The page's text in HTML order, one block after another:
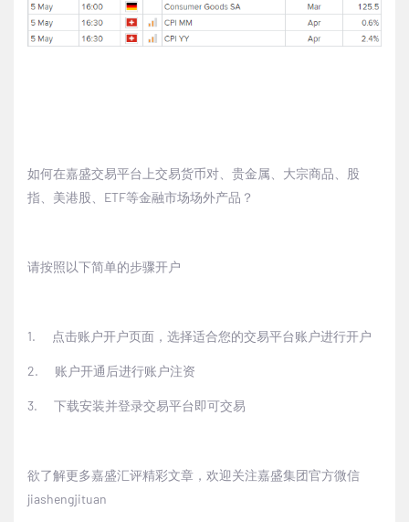
如何在嘉盛交易平台上交易货币对、贵金属、大宗商品、股
指、美港股、 ETF等金融市场场外产品？
请按照以下简单的步骤开户
1. 点击账户开户页面 ，选择适合您的交易平台账户进行开户
2. 账户开通后进行账户注资
3. 下载安装并登录交易平台即可交易
欲了解更多嘉盛汇评精彩文章，欢迎关注嘉盛集团官方微信
jiashengjituan